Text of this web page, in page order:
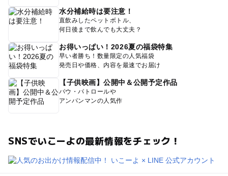
水分補給時は要注意！
直飲みしたペットボトル、
何日後まで飲んでも大丈夫？
お得いっぱい！2026夏の福袋特集
早い者勝ち！数量限定の人気福袋
発売日や価格、内容を最速でお届け
【子供映画】公開中＆公開予定作品
パウ・パトロールや
アンパンマンの人気作
SNSでいこーよの最新情報をチェック！